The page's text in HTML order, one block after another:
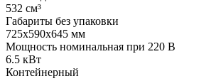
532 см³
Габариты без упаковки
725х590х645 мм
Мощность номинальная при 220 В
6.5 кВт
Контейнерный